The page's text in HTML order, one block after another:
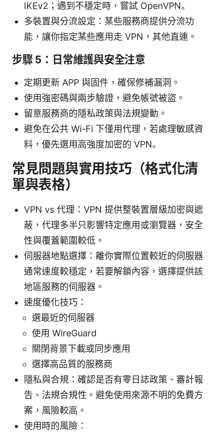
IKEv2；遇到不穩定時，嘗試 OpenVPN。
多裝置與分流設定：某些服務商提供分流功
能，讓你指定某些應用走 VPN，其他直連。
步驟 5：日常維護與安全注意
定期更新 APP 與固件，確保修補漏洞。
使用強密碼與兩步驗證，避免帳號被盜。
留意服務商的隱私政策與法規變動。
避免在公共 Wi-Fi 下僅用代理，若處理敏感資
料，優先選用高強度加密的 VPN。
常見問題與實用技巧（格式化清
單與表格）
VPN vs 代理：VPN 提供整裝置層級加密與遮
蔽，代理多半只影響特定應用或瀏覽器，安全
性與覆蓋範圍較低。
伺服器地點選擇：離你實際位置較近的伺服器
通常速度較穩定，若要解鎖內容，選擇提供該
地區服務的伺服器。
速度優化技巧：
選最近的伺服器
使用 WireGuard
關閉背景下載或同步應用
選擇高品質的服務商
隱私與合規：確認是否有零日誌政策、審計報
告、法規合規性。避免使用來源不明的免費方
案，風險較高。
使用時的風險：